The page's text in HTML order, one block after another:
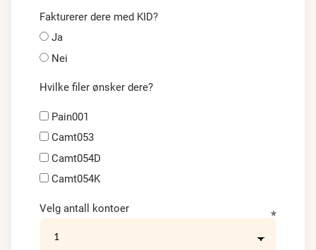
Fakturerer dere med KID?
Ja
Nei
Hvilke filer ønsker dere?
Pain001
Camt053
Camt054D
Camt054K
Velg antall kontoer